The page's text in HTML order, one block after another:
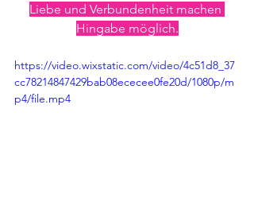
Liebe und Verbundenheit machen
Hingabe möglich.
https://video.wixstatic.com/video/4c51d8_37
cc78214847429bab08ececee0fe20d/1080p/m
p4/file.mp4